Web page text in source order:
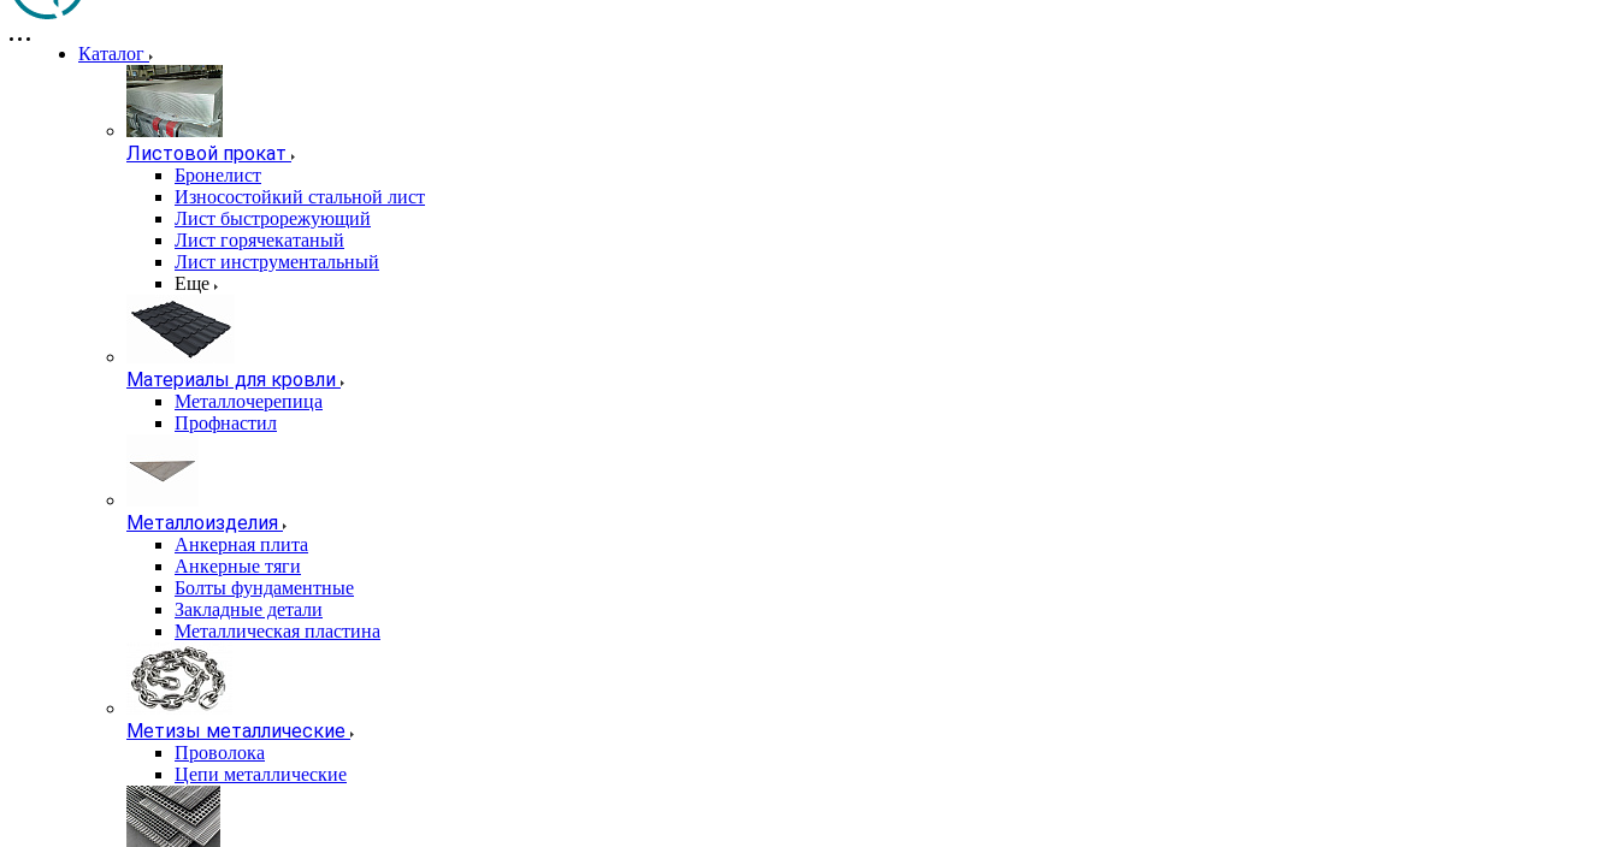
Каталог
Листовой прокат
Бронелист
Износостойкий стальной лист
Лист быстрорежующий
Лист горячекатаный
Лист инструментальный
Еще
Материалы для кровли
Металлочерепица
Профнастил
Металлоизделия
Анкерная плита
Анкерные тяги
Болты фундаментные
Закладные детали
Металлическая пластина
Метизы металлические
Проволока
Цепи металлические